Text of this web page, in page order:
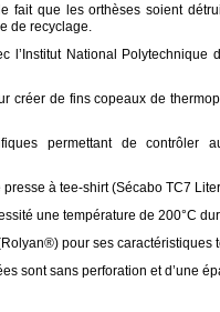
fait que les orthèses soient
de recyclage.
l’Institut National
créer de fins copeaux de
permettant de contrôler
à tee-shirt (Sécabo TC7
une température de 200°C
pour ses caractéristiques
sont sans perforation et d’une